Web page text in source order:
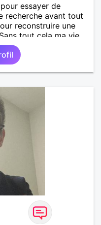
essayer de
recherche avant tout
reconstruire une
tout cela ma vie
de la vie